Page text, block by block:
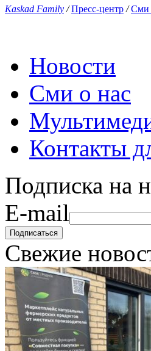
Kaskad Family / Пресс-центр / Сми
Новости
Сми о нас
Контакты
Подписка на
E-mail
Свежие